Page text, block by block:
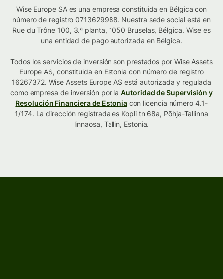
Wise Europe SA es una empresa constituida en Bélgica con
número de registro 0713629988. Nuestra sede social está en
Rue du Trône 100, 3.ª planta, 1050 Bruselas, Bélgica. Wise es
una entidad de pago autorizada en Bélgica.
Todos los servicios de inversión son prestados por Wise Assets
Europe AS, constituida en Estonia con número de registro
16267372. Wise Assets Europe AS está autorizada y regulada
como empresa de inversión por laAutoridad de Supervisión y
Resolución Financiera de Estoniacon licencia número 4.1-
1/174. La dirección registrada es Kopli tn 68a, Põhja-Tallinna
linnaosa, Tallin, Estonia.